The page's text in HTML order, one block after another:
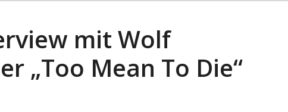
mit Wolf
„Too Mean To Die“